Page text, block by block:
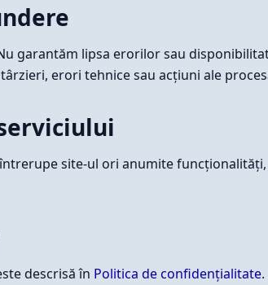
garantăm lipsa erorilor sau
erori tehnice sau acțiuni ale
site-ul ori anumite
descrisă în Politica de confidențialitate